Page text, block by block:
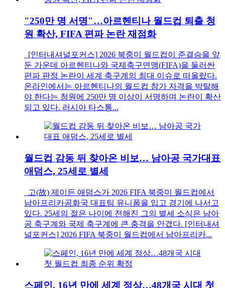
"250만 명 서명"…아르헨티나 월드컵 퇴출 청
원 확산, FIFA 편파 논란 재점화
[인터내셔널포커스] 2026 북중미 월드컵이 준결승을 앞
둔 가운데 아르헨티나와 국제축구연맹(FIFA)을 둘러싼
편파 판정 논란이 세계 축구계의 최대 이슈로 떠올랐다.
온라인에서는 아르헨티나의 월드컵 참가 자격을 박탈해
야 한다는 청원에 250만 명 이상이 서명하며 논란이 확산
되고 있다. 러시아 타스통...
월드컵 감동 뒤 찾아온 비보… 남아공 국가대표
애덤스, 25세로 별세
고(故) 제이든 애덤스가 2026 FIFA 북중미 월드컵에서
남아프리카공화국 대표팀 유니폼을 입고 경기에 나서고
있다. 25세의 젊은 나이에 전해진 그의 별세 소식은 남아
공 축구계와 국제 축구계에 큰 충격을 안겼다. [인터내셔
널포커스] 2026 FIFA 북중미 월드컵에서 남아프리카...
스페인, 16년 만에 세계 정상…48개국 시대 첫